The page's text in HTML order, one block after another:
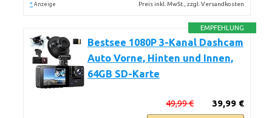
* Anzeige Preis inkl. MwSt., zzgl. Versandkosten
EMPFEHLUNG
Bestsee 1080P 3-Kanal Dashcam
Auto Vorne, Hinten und Innen,
64GB SD-Karte
39,99 €
49,99 €